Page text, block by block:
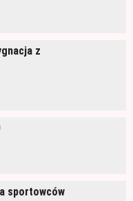
z
sportowców